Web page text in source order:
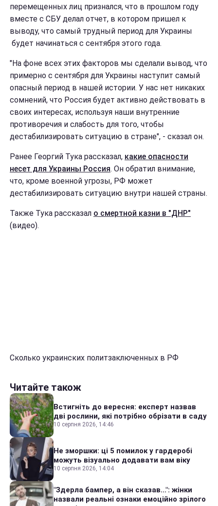
перемещенных лиц признался, что в прошлом году
вместе с СБУ делал отчет, в котором пришел к
выводу, что самый трудный период для Украины
будет начинаться с сентября этого года.
"На фоне всех этих факторов мы сделали вывод, что
примерно с сентября для Украины наступит самый
опасный период в нашей истории. У нас нет никаких
сомнений, что Россия будет активно действовать в
своих интересах, используя наши внутренние
противоречия и слабость для того, чтобы
дестабилизировать ситуацию в стране", - сказал он.
Ранее Георгий Тука рассказал, какие опасности
несет для Украины Россия. Он обратил внимание,
что, кроме военной угрозы, РФ может
дестабилизировать ситуацию внутри нашей страны.
Также Тука рассказал о смертной казни в "ДНР"
(видео).
Сколько украинских политзаключенных в РФ
Читайте також
Встигніть до вересня: експерт назвав
дві рослини, які потрібно обрізати в саду
10 серпня 2026, 14:46
Не зморшки: ці 5 помилок у гардеробі
можуть візуально додавати вам віку
10 серпня 2026, 14:04
"Здерла бампер, а він сказав...": жінки
назвали реальні ознаки емоційно зрілого